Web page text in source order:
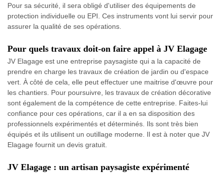
Pour sa sécurité, il sera obligé d'utiliser des équipements de
protection individuelle ou EPI. Ces instruments vont lui servir pour
assurer la qualité de ses opérations.
Pour quels travaux doit-on faire appel à JV Elagage
JV Elagage est une entreprise paysagiste qui a la capacité de
prendre en charge les travaux de création de jardin ou d'espace
vert. À côté de cela, elle peut effectuer une maitrise d'œuvre pour
les chantiers. Pour poursuivre, les travaux de création décorative
sont également de la compétence de cette entreprise. Faites-lui
confiance pour ces opérations, car il a en sa disposition des
professionnels expérimentés et déterminés. Ils sont très bien
équipés et ils utilisent un outillage moderne. Il est à noter que JV
Elagage fournit un devis gratuit.
JV Elagage : un artisan paysagiste expérimenté